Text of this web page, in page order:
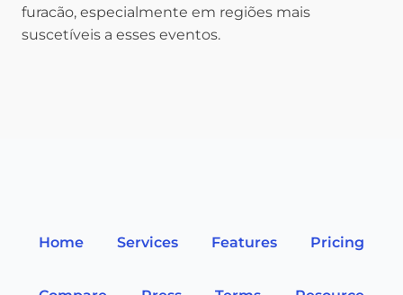
furacão, especialmente em regiões mais
suscetíveis a esses eventos.
Home Services Features Pricing